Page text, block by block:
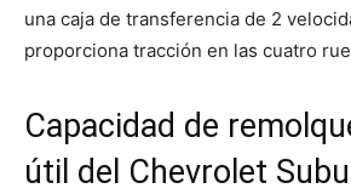
una caja de transferencia de 2
proporciona tracción en las cuatro
Capacidad de
útil del Chevrolet